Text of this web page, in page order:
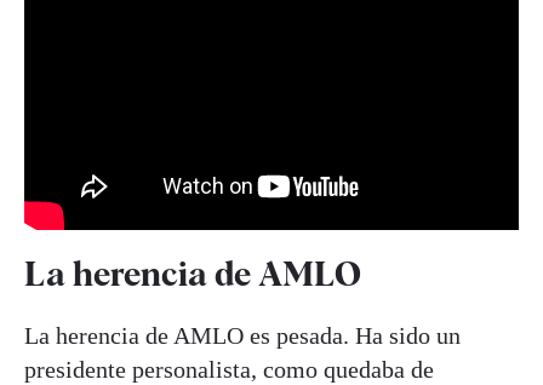
La herencia de AMLO
La herencia de AMLO es pesada. Ha sido un
presidente personalista, como quedaba de